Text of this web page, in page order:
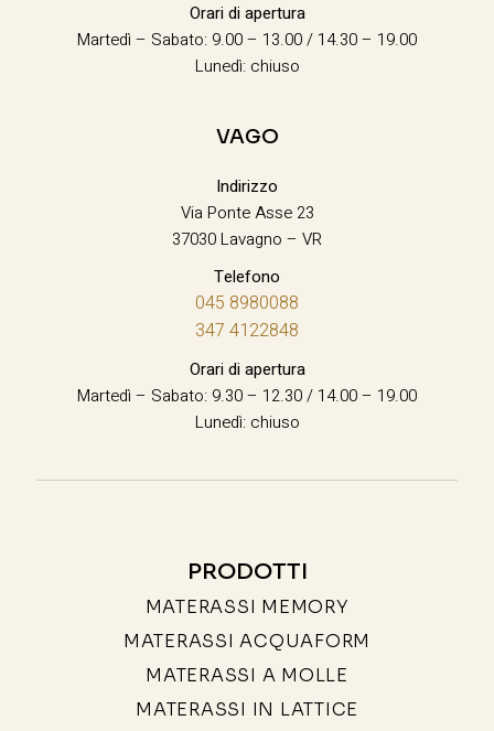
Orari di apertura
Martedì – Sabato: 9.00 – 13.00 / 14.30 – 19.00
Lunedì: chiuso
VAGO
Indirizzo
Via Ponte Asse 23
37030 Lavagno – VR
Telefono
045 8980088
347 4122848
Orari di apertura
Martedì – Sabato: 9.30 – 12.30 / 14.00 – 19.00
Lunedì: chiuso
PRODOTTI
MATERASSI MEMORY
MATERASSI ACQUAFORM
MATERASSI A MOLLE
MATERASSI IN LATTICE